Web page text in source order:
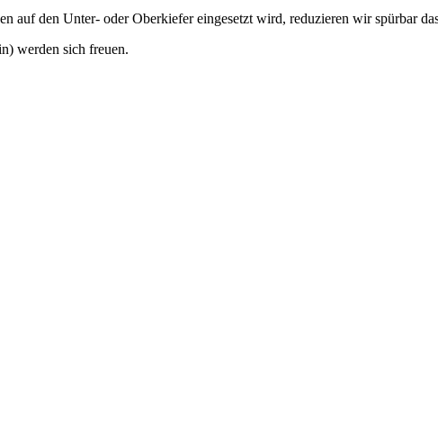
auf den Unter- oder Oberkiefer eingesetzt wird, reduzieren wir spürbar
werden sich freuen.